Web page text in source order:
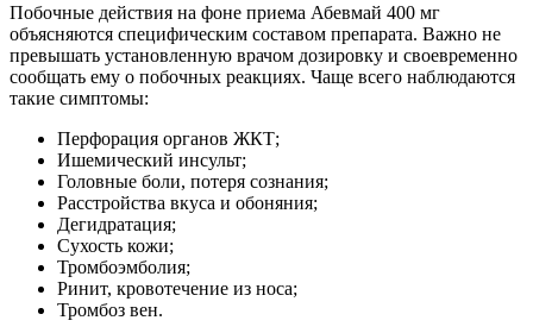
Побочные действия на фоне приема Абевмай 400 мг
объясняются специфическим составом препарата. Важно не
превышать установленную врачом дозировку и своевременно
сообщать ему о побочных реакциях. Чаще всего наблюдаются
такие симптомы:
Перфорация органов ЖКТ;
Ишемический инсульт;
Головные боли, потеря сознания;
Расстройства вкуса и обоняния;
Дегидратация;
Сухость кожи;
Тромбоэмболия;
Ринит, кровотечение из носа;
Тромбоз вен.